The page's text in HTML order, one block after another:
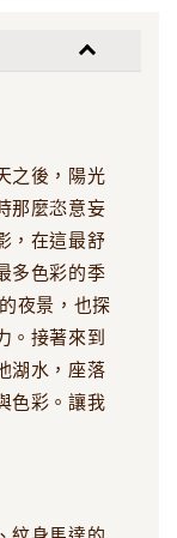
之後，陽光
那麼恣意妄
，在這最舒
多色彩的季
夜景，也探
。接著來到
湖水，座落
色彩。讓我